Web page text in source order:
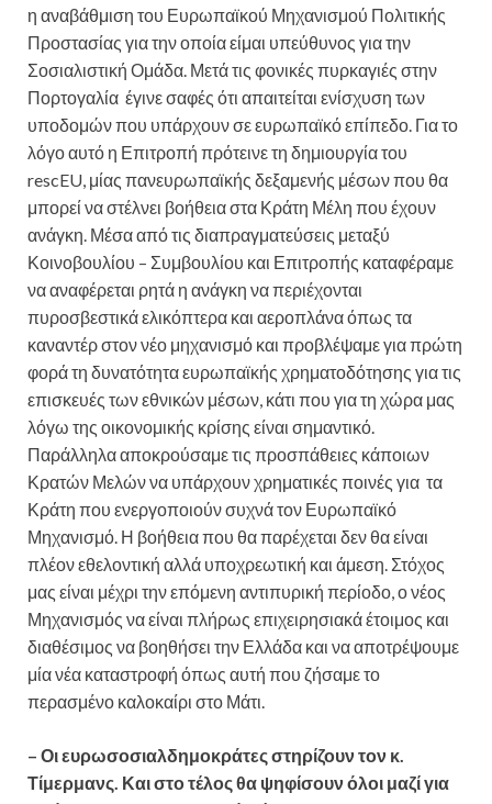
η αναβάθμιση του Ευρωπαϊκού Μηχανισμού Πολιτικής
Προστασίας για την οποία είμαι υπεύθυνος για την
Σοσιαλιστική Ομάδα. Μετά τις φονικές πυρκαγιές στην
Πορτογαλία έγινε σαφές ότι απαιτείται ενίσχυση των
υποδομών που υπάρχουν σε ευρωπαϊκό επίπεδο. Για το
λόγο αυτό η Επιτροπή πρότεινε τη δημιουργία του
rescEU, μίας πανευρωπαϊκής δεξαμενής μέσων που θα
μπορεί να στέλνει βοήθεια στα Κράτη Μέλη που έχουν
ανάγκη. Μέσα από τις διαπραγματεύσεις μεταξύ
Κοινοβουλίου – Συμβουλίου και Επιτροπής καταφέραμε
να αναφέρεται ρητά η ανάγκη να περιέχονται
πυροσβεστικά ελικόπτερα και αεροπλάνα όπως τα
καναντέρ στον νέο μηχανισμό και προβλέψαμε για πρώτη
φορά τη δυνατότητα ευρωπαϊκής χρηματοδότησης για τις
επισκευές των εθνικών μέσων, κάτι που για τη χώρα μας
λόγω της οικονομικής κρίσης είναι σημαντικό.
Παράλληλα αποκρούσαμε τις προσπάθειες κάποιων
Κρατών Μελών να υπάρχουν χρηματικές ποινές για τα
Κράτη που ενεργοποιούν συχνά τον Ευρωπαϊκό
Μηχανισμό. Η βοήθεια που θα παρέχεται δεν θα είναι
πλέον εθελοντική αλλά υποχρεωτική και άμεση. Στόχος
μας είναι μέχρι την επόμενη αντιπυρική περίοδο, ο νέος
Μηχανισμός να είναι πλήρως επιχειρησιακά έτοιμος και
διαθέσιμος να βοηθήσει την Ελλάδα και να αποτρέψουμε
μία νέα καταστροφή όπως αυτή που ζήσαμε το
περασμένο καλοκαίρι στο Μάτι.
– Οι ευρωσοσιαλδημοκράτες στηρίζουν τον κ.
Τίμερμανς. Και στο τέλος θα ψηφίσουν όλοι μαζί για